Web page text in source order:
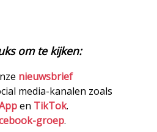
om te kijken:
nieuwsbrief
media-kanalen zoals
en TikTok.
groep.